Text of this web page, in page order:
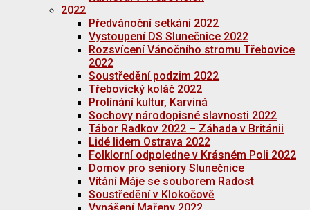
2022
Předvánoční setkání 2022
Vystoupení DS Slunečnice 2022
Rozsvícení Vánočního stromu Třebovice
2022
Soustředění podzim 2022
Třebovický koláč 2022
Prolínání kultur, Karviná
Sochovy národopisné slavnosti 2022
Tábor Radkov 2022 – Záhada v Británii
Lidé lidem Ostrava 2022
Folklorní odpoledne v Krásném Poli 2022
Domov pro seniory Slunečnice
Vítání Máje se souborem Radost
Soustředění v Klokočově